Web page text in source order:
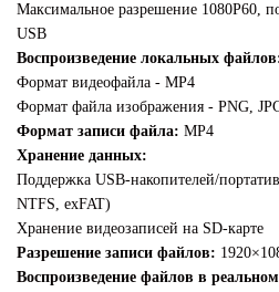
Максимальное разрешение 1080P60,
USB
Воспроизведение локальных
Формат видеофайла - MP4
Формат файла изображения - PNG,
Формат записи файла: MP4
Хранение данных:
Поддержка USB-накопителей/
NTFS, exFAT)
Хранение видеозаписей на SD-карте
Разрешение записи файлов:
Воспроизведение файлов в